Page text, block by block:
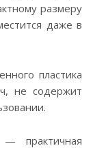
размеру
даже в
пластика
не содержит
— практичная